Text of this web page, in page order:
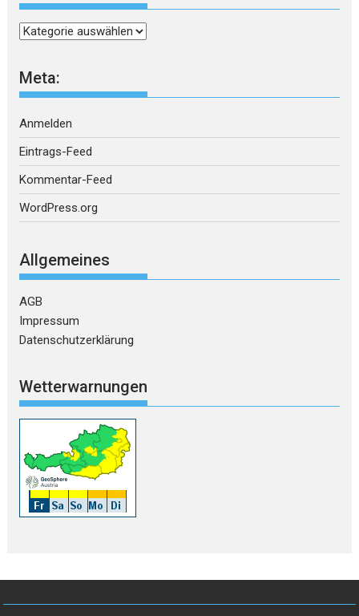
Kategorien
Meta:
Anmelden
Eintrags-Feed
Kommentar-Feed
WordPress.org
Allgemeines
AGB
Impressum
Datenschutzerklärung
Wetterwarnungen